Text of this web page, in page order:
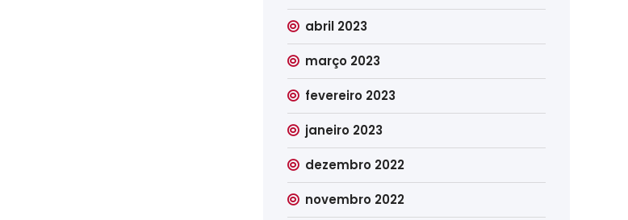
abril 2023
março 2023
fevereiro 2023
janeiro 2023
dezembro 2022
novembro 2022